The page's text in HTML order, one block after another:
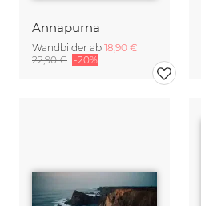
Annapurna
Wandbilder ab 18,90 €
22,90 € -20%